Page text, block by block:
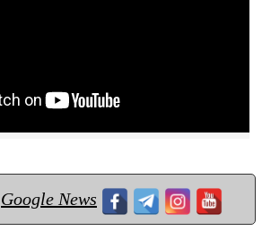
Google News